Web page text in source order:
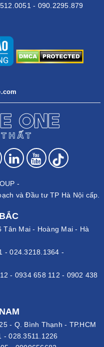
- 090.2295.879
-
và Đầu tư TP Hà Nội cấp.
Tân Mai - Hoàng Mai - Hà
-024.3218.1364 -
- 0934 658 112 - 0902 438
- Q. Bình Thạnh - TP.HCM
-028.3511.1226